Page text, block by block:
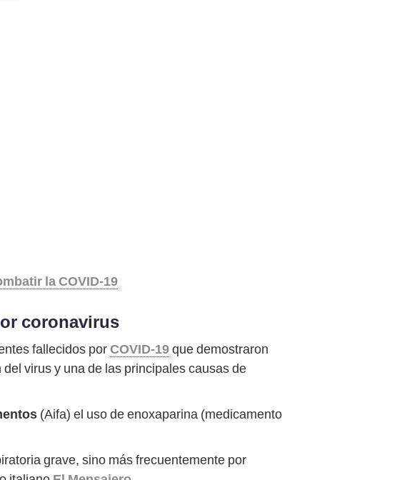
la COVID-19
coronavirus
fallecidos porCOVID-19que demostraron
virus y una de las principales causas de
(Aifa) el uso de enoxaparina (medicamento
grave, sino más frecuentemente por